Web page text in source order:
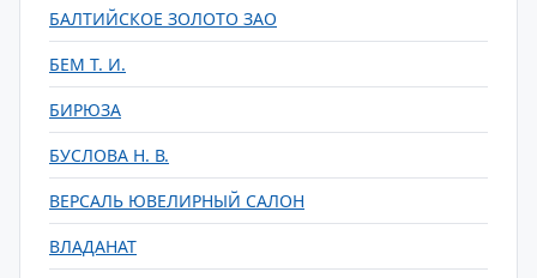
БАЛТИЙСКОЕ ЗОЛОТО ЗАО
БЕМ Т. И.
БИРЮЗА
БУСЛОВА Н. В.
ВЕРСАЛЬ ЮВЕЛИРНЫЙ САЛОН
ВЛАДАНАТ